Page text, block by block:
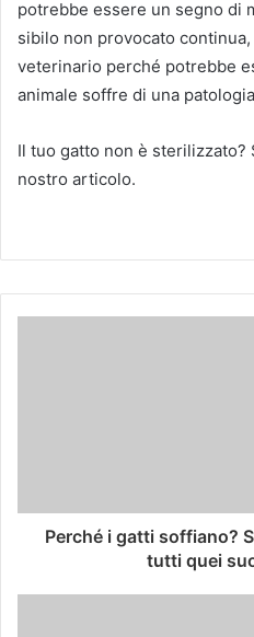
potrebbe essere un segno di
sibilo non provocato
veterinario perché potrebbe
animale soffre di una
Il tuo gatto non è
nostro articolo.
Perché i gatti soffiano?
tutti quei